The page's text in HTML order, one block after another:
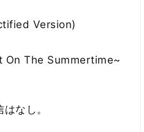
Version)
On The Summertime~
なし。